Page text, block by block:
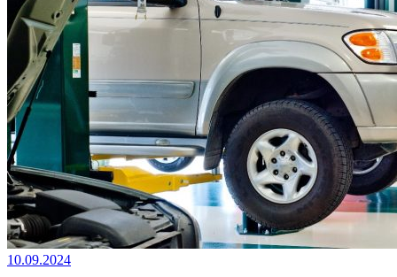
10.09.2024